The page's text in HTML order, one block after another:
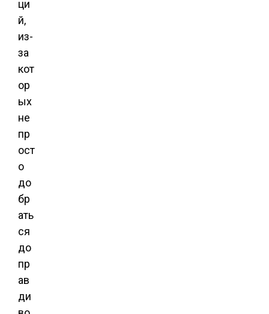
ци
й,
из-
за
кот
ор
ых
не
пр
ост
о
до
бр
ать
ся
до
пр
ав
ди